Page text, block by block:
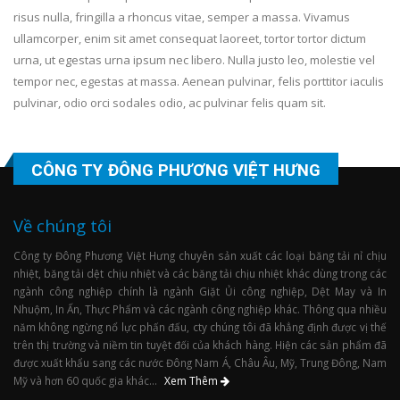
risus nulla, fringilla a rhoncus vitae, semper a massa. Vivamus
ullamcorper, enim sit amet consequat laoreet, tortor tortor dictum
urna, ut egestas urna ipsum nec libero. Nulla justo leo, molestie vel
tempor nec, egestas at massa. Aenean pulvinar, felis porttitor iaculis
pulvinar, odio orci sodales odio, ac pulvinar felis quam sit.
CÔNG TY ĐÔNG PHƯƠNG VIỆT HƯNG
Về chúng tôi
Công ty Đông Phương Việt Hưng chuyên sản xuất các loại băng tải nỉ chịu
nhiệt, băng tải dệt chịu nhiệt và các băng tải chịu nhiệt khác dùng trong các
ngành công nghiệp chính là ngành Giặt Ủi công nghiệp, Dệt May và In
Nhuộm, In Ấn, Thực Phẩm và các ngành công nghiệp khác. Thông qua nhiều
năm không ngừng nổ lực phấn đấu, cty chúng tôi đã khẳng định được vị thế
trên thị trường và niềm tin tuyệt đối của khách hàng. Hiện các sản phẩm đã
được xuất khẩu sang các nước Đông Nam Á, Châu Âu, Mỹ, Trung Đông, Nam
Mỹ và hơn 60 quốc gia khác... Xem Thêm